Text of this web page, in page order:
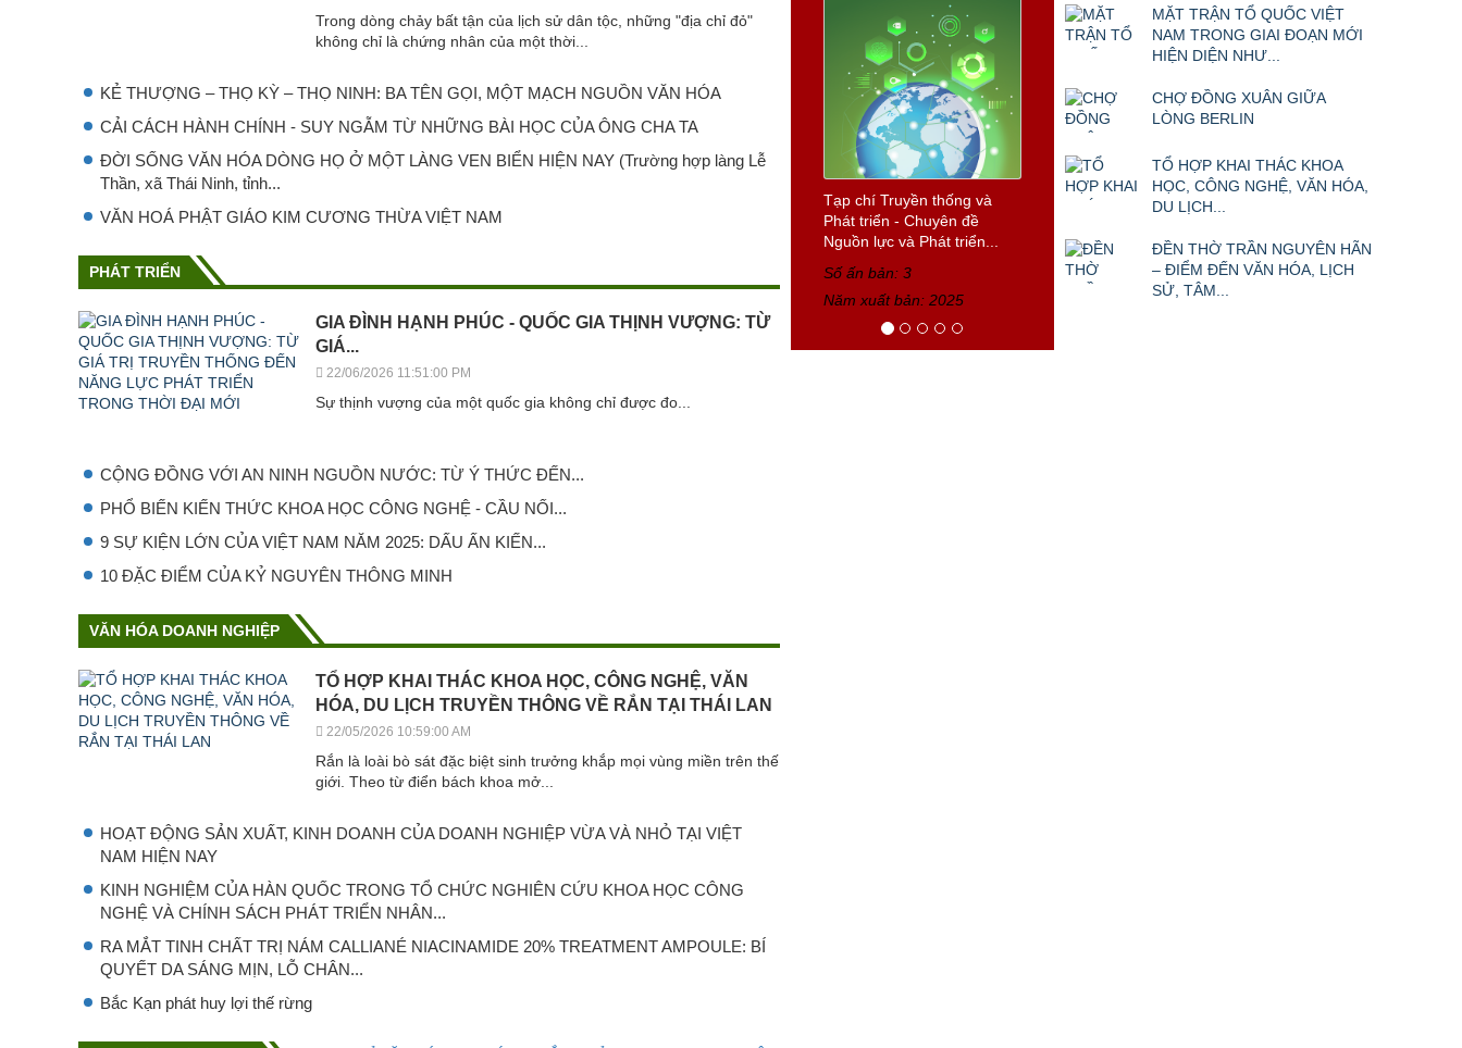
Trong dòng chảy bất tận của lịch sử dân tộc, những "địa chỉ đỏ"
không chỉ là chứng nhân của một thời...
KẺ THƯỢNG – THỌ KỲ – THỌ NINH: BA TÊN GỌI, MỘT MẠCH NGUỒN VĂN HÓA
CẢI CÁCH HÀNH CHÍNH - SUY NGẪM TỪ NHỮNG BÀI HỌC CỦA ÔNG CHA TA
ĐỜI SỐNG VĂN HÓA DÒNG HỌ Ở MỘT LÀNG VEN BIỂN HIỆN NAY (Trường hợp làng Lễ
Thần, xã Thái Ninh, tỉnh...
VĂN HOÁ PHẬT GIÁO KIM CƯƠNG THỪA VIỆT NAM
PHÁT TRIỂN
GIA ĐÌNH HẠNH PHÚC - QUỐC GIA THỊNH VƯỢNG: TỪ
GIÁ...
22/06/2026 11:51:00 PM
Sự thịnh vượng của một quốc gia không chỉ được đo...
CỘNG ĐỒNG VỚI AN NINH NGUỒN NƯỚC: TỪ Ý THỨC ĐẾN...
PHỔ BIẾN KIẾN THỨC KHOA HỌC CÔNG NGHỆ - CẦU NỐI...
9 SỰ KIỆN LỚN CỦA VIỆT NAM NĂM 2025: DẤU ẤN KIẾN...
10 ĐẶC ĐIỂM CỦA KỶ NGUYÊN THÔNG MINH
VĂN HÓA DOANH NGHIỆP
TỔ HỢP KHAI THÁC KHOA HỌC, CÔNG NGHỆ, VĂN
HÓA, DU LỊCH TRUYỀN THÔNG VỀ RẮN TẠI THÁI LAN
22/05/2026 10:59:00 AM
Rắn là loài bò sát đặc biệt sinh trưởng khắp mọi vùng miền trên thế
giới. Theo từ điển bách khoa mở...
HOẠT ĐỘNG SẢN XUẤT, KINH DOANH CỦA DOANH NGHIỆP VỪA VÀ NHỎ TẠI VIỆT
NAM HIỆN NAY
KINH NGHIỆM CỦA HÀN QUỐC TRONG TỔ CHỨC NGHIÊN CỨU KHOA HỌC CÔNG
NGHỆ VÀ CHÍNH SÁCH PHÁT TRIỂN NHÂN...
RA MẮT TINH CHẤT TRỊ NÁM CALLIANÉ NIACINAMIDE 20% TREATMENT AMPOULE: BÍ
QUYẾT DA SÁNG MỊN, LỖ CHÂN...
Bắc Kạn phát huy lợi thế rừng
Năm xuất bản: 2025
MẶT TRẬN TỔ QUỐC VIỆT
NAM TRONG GIAI ĐOẠN MỚI
HIỆN DIỆN NHƯ...
CHỢ ĐỒNG XUÂN GIỮA
LÒNG BERLIN
TỔ HỢP KHAI THÁC KHOA
HỌC, CÔNG NGHỆ, VĂN HÓA,
DU LỊCH...
ĐỀN THỜ TRẦN NGUYÊN HÃN
– ĐIỂM ĐẾN VĂN HÓA, LỊCH
SỬ, TÂM...